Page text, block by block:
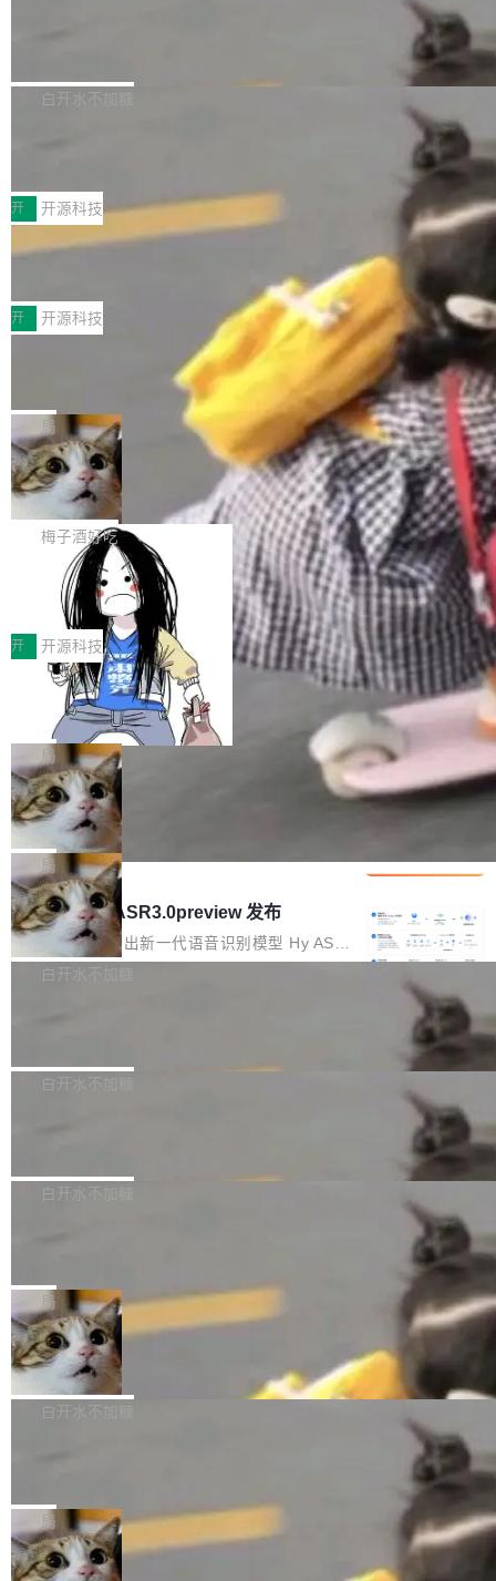
个主 agent 循环，外加一组后台 agent。这些后
库，并将作为transport接入Mooncake TENT。
MPComm将作为一种传输引擎接入Mooncake T
ENT，实现零拷贝传输性能提升30%、非零拷贝
传输性能最高提升5倍。UCL-MPComm底层基
于自研UCL-Engine通信引擎，后续腾讯网平将
持续开源更多基于UCL-Engine的高性能通信组
件。 腾讯网平团队在UCL-MPComm中实现了一
个独立于业务线程的全局通信引擎（Engine），
白开水不加糖
型案例入选名单》，深信服“面向企业研发场景的
开源 AI 编程平台 CoStrict 应用”凭借卓越的技术
创新与落地成效成功入选。 全链路私有化部署，
助力企业AI研发安全落地 当前，越来越多企业已
经开始引入 AI Coding 工具，通过调用公有云模
型或企业内部部署模型提升研发效率。但随着 AI
Coding 从个人辅助工具逐步走向团队级、组织
级应用，企业在规模化落地过程中，对安全性、
可控性和代码质量提出了更高要求。 首先是数据
安全与合规要求。对于大多数普通研发场景，公
有云模型能够满足快速试用和效率提升的需求。
但对于金融、能源、医疗等对数据安全要求较...
开 开源科技
深信服AI算力网关入选工信部人工智能
前不久，工业和信息化部正式发布《2025年人工
智能应用典型案例名单》，集中展示人工智能在
各领域的应用成果，覆盖技术底座、行业赋能、
产品应用、支撑保障、专题等五大方向。深信服
AI算力网关（AI创新平台）成功入选！ 随着各行
各业的Agent走向规模化建设，算力构成形态逐
渐丰富，用户关注的重点也在发生变化：不只是
让AI用起来，还要进一步看清混合算力时代下，
Token花在哪里、算力是否被充分利用，以及持
续增长的AI成本该如何优化。 深信服AI算力网关
正是围绕这些实际问题，从Token治理和成本治
理两个方面，让用户的每一份算力都看得清、管
得住、用得稳、省得下、更安全！ 一、从现在开
始，Token使用一目...
开 开源科技
Jeff Dean 离开 Google：一个时代的结
束，一个实验室的开始
Google 员工编号 20。MapReduce 作者之一。
Bigtable 作者之一。TensorFlow 的作者之一。
Gemini 的架构师。Google 首席科学家。 Jeff D
ean 在 Google 工作了 27 年后，宣布离职。 他
不是一个人走。一同离开的还有 Sanjay Ghema
wat（Google 员工编号 23，Jeff Dean 二十多
年的编程搭档，MapReduce 和 Bigtable 的共同
作者）、Quoc Le（Google 大脑核心成员，Se
q2Seq 和 DocAI 的共同发明人）以及 Oriol Vin
yals（Gemini 联合负责人，AlphaSta...
局
🔥 SolonCode v2026.8.4 发布：界面
字体可调、22 种语言、记忆搜索增强
打开终端就能上岗的全中文编码智能体，这一轮
把「看得清、用母语、记得住」三件事一次补
齐。 SolonCode 是什么 SolonCode 是杭州无
耳科技研发的企业级终端编码智能体——一位全
中文驱动的数字员工，自主理解需求、规划步
骤、编写代码。不挑模型、不挑平台，curl 一行
装完即用。 开源地址：Gitee · GitCode · GitHu
b 安装 支持 Java 8+（8~26）、macOS / Linu
x / Windows / Harmony PC。 # macOS / Linu
x / Harmony PC curl -fsSL https://solon.noea
r.org/solon...
梅子酒好吃
让“代码语义理解”深度释放AI Coding
价值潜能：华为云码道（CodeArts）
代码仓技术解析
一、代码仓深度理解技术的作用与价值 在软件工
程实践中，代码仓是企业核心知识资产的主要载
体。企业级代码仓库通常包含数十万乃至数百万
个文件，其规模远超单次模型调用可承载的上下
文窗口。随着项目规模的持续扩张与代码历史的
不断累积，代码仓中的模块关系、接口契约、业
务逻辑等关键信息往往分散于数十乃至数百个文
件之中，形成高度复杂的知识关联网络。传统的
代码检索手段（如关键词匹配、目录遍历）仅能
在语法层面完成文本定位，难以触及代码的语义
内涵与结构关联，导致开发者使用代码智能体在
理解大规模代码仓时面临显著"代码仓理解"瓶
颈。 代码仓深度理解服务（以下简称" CodeBas
e深度理解服务"）是华为云码道（CodeA...
开 开源科技
一条“删库”命令跑 17 小时，算法工程
师删光 89TB 数据只为干私活
最高人民检察院8月4日公布了一起案件：北京一
名90后算法工程师王某，为了给自己接的私活腾
服务器空间，删光了公司AI游戏部门的全部核心
数据。 王某2024年1月入职东城区某科技公司AI
短剧部门，有互联网大厂背景。在公司内部架构
调整期间，部门三次通知全员将数据从A集群迁
移到B集群，王某都回复了"收到"。 他没有迁移
数据。2024年9月3日下午4点，他使用此前登录
的账号密码进入A集群，输入了一条被程序员圈
称为"删库跑路"的命令——最高管理员权限、无
自研的多个文生3D和...
局
Cloudflare 分享推理优化实践：KV ca
che 量化 + 权重压缩，吞吐量提升 4
1%，成本降 30%
Kimi 和 GLM 是当前最强的大模型系列之一，但
它们有一个共同的问题：太吃显存了。月之暗面
的 Kimi K 系列和智谱的 GLM 都是长上下文、M
oE 架构的大模型，好用到让人上瘾，但 GPU 显
存永远不够用。 Cloudflare 的 Workers AI 团队
一直在跑这些模型的推理。他们在官方博客上发
整性保护。效果是：吞吐量提升 41%，每 token
局
腾讯混元 Hy ASR3.0preview 发布
腾讯混元正式推出新一代语音识别模型 Hy ASR
3.0preview。基于最新一代大语言模型 Hy3 的
让语音识别不再只是听清，而是真正听懂。通过
w 不要求标准普通话，方言识别覆盖粤语、吴语
白开水不加糖
新和少量网页兼容性修复版本。 Changes/fixe
容提供的字体时出现的几个问题 为避免音频加
质的最低采样率）的音频格式将被拒绝 修复了 C
SS 圆角虚线样式中可能存在的问题 如果表单中
的图像元素不在同一个子树中，则它们将不再关
联 加...
白开水不加糖
发布的 Release Notes，他利用 AI 工具（如 Co
最强的若干项。对于尚未正式发版的 PG 19，则
通过拉取过去一年内（从 PG 18 Beta1 时间点
至今）的所有 commit，同样交由 AI 分析提炼。
经过人工复核，准确度令人满意。这一方法也为
社区爱好者提供了高效跟踪新版本的思路。
白开水不加糖
维护工作一直与我的日常工作、家务、社交生活
和休闲娱乐竞争时间。" 这是 libexpat 维护者 S
ebastian Pipping 写在博客里的话。8 月 4 日，
他宣布了一个新消息：从 2026 年 8 月 1 日起，
他可以全职维护 libexpat 了，最长 6 个月。发
库之一。你的操作系统、浏览器、无数的基础设
施软件，很可能都在用它。而过去十年，维护它
的人一直在用业余...
局
Firefox 153.0.3 发布
Firefox 153.0.3 现已发布，具体更新内容如
下： New Smart Window 包含多项增强功能：
gi?id=2019042">Bug&nbsp;2019042</a>）</l
i> <li>现在，助手可以直接使用 Exa 的网络搜索
结果回答问题，而无需将问题转交给搜索引擎。
白开水不加糖
的 npm 包。项目的核心论点是：容器不适合 Ag
ent 计算。真正适合的，是 Isolate。 Cloudflare
工程师在这件事上没什么可谦虚的——他们用 W
局
OpenAI 公开邮件和聊天记录回应苹果